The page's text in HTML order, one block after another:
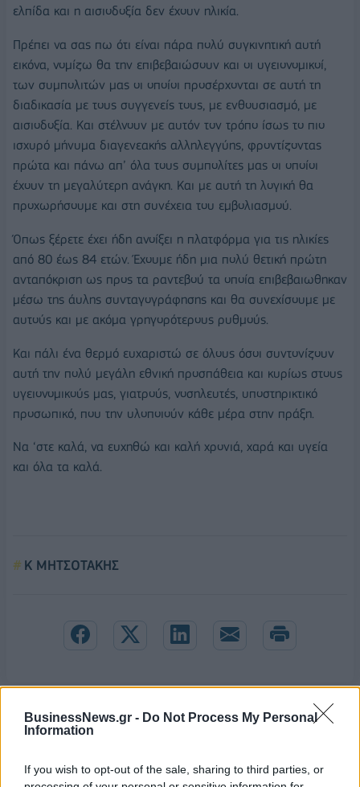
BusinessNews.gr - Do Not Process My Personal
Information
If you wish to opt-out of the sale, sharing to third parties, or
ελπίδα και η αισιοδοξία δεν έχουν ηλικία.
Πρέπει να σας πω ότι είναι πάρα πολύ συγκινητική αυτή
εικόνα, νομίζω θα την επιβεβαιώσουν και οι υγειονομικοί,
των συμπολιτών μας οι οποίοι προσέρχονται σε αυτή τη
διαδικασία με τους συγγενείς τους, με ενθουσιασμό, με
αισιοδοξία. Και στέλνουν με αυτόν τον τρόπο ίσως το πιο
ισχυρό μήνυμα διαγενεακής αλληλεγγύης, φροντίζοντας
πρώτα και πάνω απ’ όλα τους συμπολίτες μας οι οποίοι
έχουν τη μεγαλύτερη ανάγκη. Και με αυτή τη λογική θα
προχωρήσουμε και στη συνέχεια του εμβολιασμού.
Όπως ξέρετε έχει ήδη ανοίξει η πλατφόρμα για τις ηλικίες
από 80 έως 84 ετών. Έχουμε ήδη μια πολύ θετική πρώτη
ανταπόκριση ως προς τα ραντεβού τα οποία επιβεβαιωθηκαν
μέσω της άυλης συνταγογράφησης και θα συνεχίσουμε με
αυτούς και με ακόμα γρηγορότερους ρυθμούς.
Και πάλι ένα θερμό ευχαριστώ σε όλους όσοι συντονίζουν
αυτή την πολύ μεγάλη εθνική προσπάθεια και κυρίως στους
υγειονομικούς μας, γιατρούς, νοσηλευτές, υποστηρικτικό
προσωπικό, που την υλοποιούν κάθε μέρα στην πράξη.
Να ‘στε καλά, να ευχηθώ και καλή χρονιά, χαρά και υγεία
και όλα τα καλά.
Κ ΜΗΤΣΟΤΑΚΗΣ